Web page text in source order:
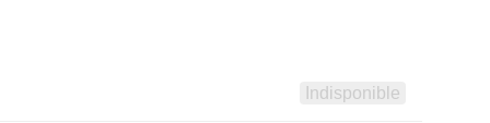
Indisponible